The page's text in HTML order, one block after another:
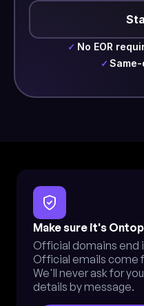
✓ No EOR
✓
Make sure it's
Official domains end
Official emails come
We'll never ask for
details by message.